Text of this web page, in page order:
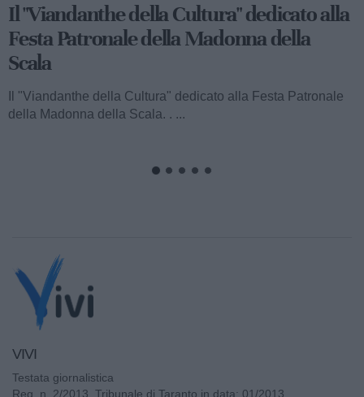
Viandanthe della Cultura: la "Chiesa
Rupestre della Buona Nuova"
Ecco a voi il terzo speciale del "Viandanthe della Cultura"
dedicato alla Madonna della Scala. Vi porteremo alla
scoperta della "Chiesa...
VIVI
Testata giornalistica
Reg. n. 2/2013, Tribunale di Taranto in data: 01/2013